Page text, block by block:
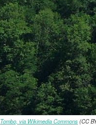
Tombo, via Wikimedia Commons(CC